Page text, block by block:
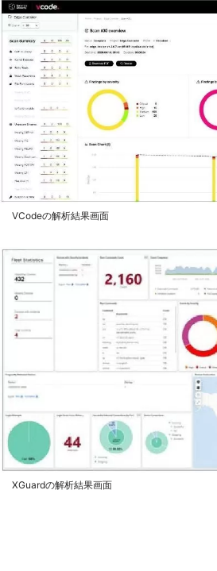
VCodeの解析結果画面
XGuardの解析結果画面